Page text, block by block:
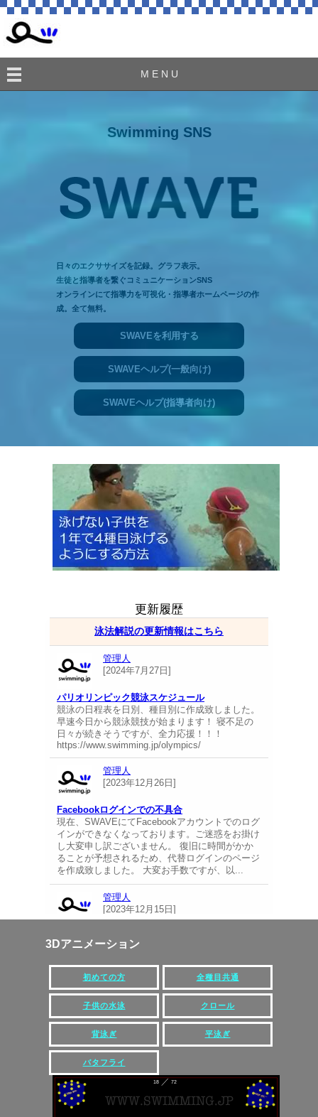
M E N U
Swimming SNS
日々のエクササイズを記録。グラフ表示。
生徒と指導者を繋ぐコミュニケーションSNS
オンラインにて指導力を可視化・指導者ホームページの作
成。全て無料。
SWAVEを利用する
SWAVEヘルプ(一般向け)
SWAVEヘルプ(指導者向け)
3Dアニメーション
初めての方 全種目共通
子供の水泳 クロール
背泳ぎ 平泳ぎ
バタフライ